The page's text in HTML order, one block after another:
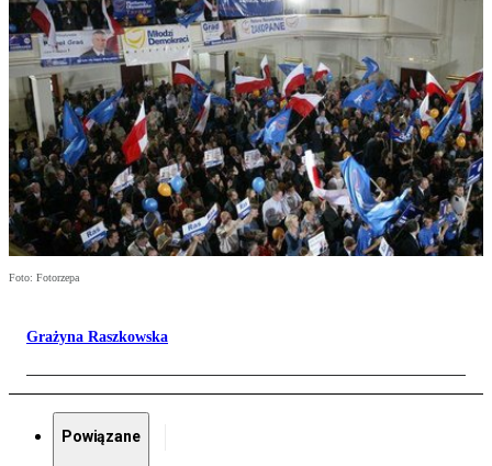
Foto: Fotorzepa
Grażyna Raszkowska
Powiązane